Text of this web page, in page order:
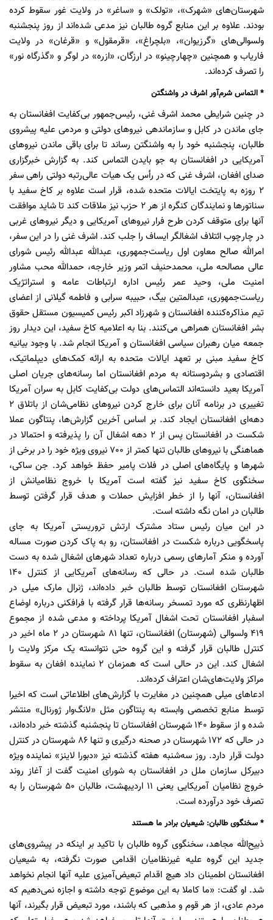
شهرستان‌های «شهرک»، «تولک» و «ساغر» در ولایت غور سقوط کرده
بودند. علاوه بر این منابع گروه طالبان نیز مدعی شده‌اند از روز پنجشنبه
ولسوالی‌های «گرزیوان»، «بلچراغ»، «قرمقول» و «قرغان» در ولایت
فاریاب و همچنین «چهارچینو» در ارزگان، «ازره» در لوگر و «گذرگاه نور»
را تصرف کرده‌اند.
* التماس شرم‌آور اشرف در واشنگتن
در چنین شرایطی محمد اشرف غنی، رئیس‌جمهور بی‌کفایت افغانستان به
جای ماندن در کابل و سازماندهی نیروهای دولتی و مردمی علیه پیشروی
طالبان، پنجشنبه خود را به واشنگتن رساند تا برای باقی ماندن نیروهای
آمریکایی در افغانستان به جو بایدن التماس کند. به گزارش خبرگزاری
صدای افغان، اشرف غنی که در رأس یک هیات عالی‌رتبه دولتی راهی سفر
۲ روزه به پایتخت ایالات متحده شده، قرار است علاوه بر کاخ سفید با
سناتورها و نمایندگان کنگره از هر ۲ حزب نیز ملاقات کند تا شاید موافقت
آنها برای متوقف کردن طرح فرار نیروهای آمریکایی و دیگر نیروهای غربی
در چارچوب ائتلاف اشغالگر ایساف را جلب کند. اشرف غنی را در این سفر،
امرالله صالح معاون اول ریاست‌جمهوری، عبدالله عبدالله رئیس شورای
عالی مصالحه ملی، محمدحنیف اتمر وزیر خارجه، حمدالله محب مشاور
امنیت ملی، وحید عمر رئیس اداره ارتباطات عامه و استراتژیک
ریاست‌جمهوری، عبدالمتین بیگ، حبیبه سرابی و فاطمه گیلانی از اعضای
تیم مذاکره‌کننده افغانستان و شهرزاد اکبر رئیس کمیسیون مستقل حقوق
بشر افغانستان همراهی می‌کنند. بنا به اعلامیه کاخ سفید، این دیدار روز
جمعه میان رهبران سیاسی افغانستان و آمریکا انجام شد. با وجود بیانیه
کاخ سفید مبنی بر تعهد ایالات متحده به ارائه کمک‌های دیپلماتیک،
اقتصادی و بشردوستانه به مردم افغانستان اما رسانه‌های جریان اصلی
آمریکا بعید دانسته‌اند التماس‌های دولت بی‌کفایت کابل به سران آمریکا
تغییری در برنامه آنان برای خارج کردن نیروهای نظامی‌شان از باتلاق ۲
دهه‌ای افغانستان ایجاد کند. بر اساس آخرین گزارش‌ها، پنتاگون عملا
شکست در افغانستان پس از ۲ دهه اشغال آن را پذیرفته و احتمالا در
هماهنگی با نیروهای طالبان تنها کمتر از 700 نیروی ویژه خود را در برخی از
شهرها و پایگاه‌های اصلی در فلات پامیر حفظ خواهد کرد. جن ساکی،
سخنگوی کاخ سفید نیز گفته است آمریکا با خروج نظامیانش از
افغانستان، آنها را از خطر افزایش حملات و هدف قرار گرفتن توسط
طالبان در امان نگه داشته است.
در این میان رئیس ستاد مشترک ارتش تروریستی آمریکا به جای
پاسخگویی درباره شکست در افغانستان، رو به پاک کردن صورت مساله
آورده و منکر آمارهای رسمی درباره تعداد شهرهای اشغال شده به دست
طالبان شده است. در حالی ‌که رسانه‌های آمریکایی از کنترل ۱۴۰
شهرستان افغانستان توسط طالبان خبر داده‌اند، ژنرال مارک میلی در
اظهارنظری که مورد تمسخر رسانه‌ها قرار گرفته با فرافکنی درباره اوضاع
اسفبار افغانستان تحت اشغال آمریکا پرداخته و مدعی شده از مجموع
419 ولسوالی (شهرستان) افغانستان، تنها 81 شهرستان در ۲ ماه اخیر در
کنترل طالبان قرار گرفته و این گروه حتی نتوانسته یک مرکز ولایت را
اشغال کند. این در حالی است که همزمان ۲ نماینده افغان به سقوط
مراکز ولایت‌های‌شان اعتراف کرده‌اند.
ادعاهای میلی همچنین در مغایرت با گزارش‌های اطلاعاتی است که اخیرا
توسط منابع تخصصی وابسته به پنتاگون مثل «لانگ‌وار ژورنال» منتشر
شده و از سقوط 140 شهرستان افغانستان تا پنجشنبه گذشته خبر داده‌اند،
در حالی که 172 شهرستان در صحنه درگیری و تنها 86 شهرستان در کنترل
دولت قرار دارد. روز سه‌شنبه هفته گذشته نیز «دبورا لاینز» نماینده ویژه
دبیرکل سازمان ملل در افغانستان به شورای امنیت گفت از آغاز روند
خروج نظامیان آمریکایی یعنی 11 اردیبهشت، طالبان 50 شهرستان را به
تصرف خود درآورده است.
* سخنگوی طالبان: شیعیان برادر ما هستند
ذبیح‌الله مجاهد، سخنگوی گروه طالبان با تاکید بر اینکه در پیشروی‌های
جدید این گروه علیه غیرنظامیان اقدامی صورت نگرفته، به شیعیان
افغانستان اطمینان داد هیچ اقدام تبعیض‌آمیزی علیه آنها انجام نخواهد
شد. او گفت: «ما کاملا به این موضوع توجه داشته و اجازه نمی‌دهیم که
مردم عادی، از هر قوم و مذهبی که باشند، مورد تبعیض قرار بگیرند، آنها